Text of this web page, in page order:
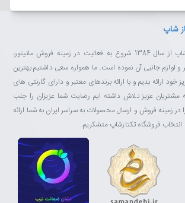
شاپ
فروشگاه اینترنتی تکتازشاپ از سال 1384 شروع به فعالیت در زمینه فروش مانیتور،
و لوازم جانبی آن نموده است. ما همواره سعی داشتیم بهترین
خود ارائه بدیم و با ارائه برندهای معتبر و دارای گارنتی های
عزیز تلاش داشته ایم رضایت شما عزیزان را جلب
در زمینه فروش و ارسال محصولات به سراسر ایران به شما ارائه
انتخاب فروشگاه تکتازشاپ متشکریم.